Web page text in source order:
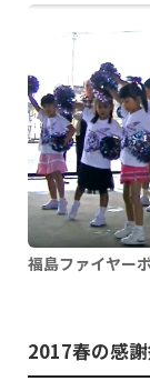
福島ファイヤー
2017春の感